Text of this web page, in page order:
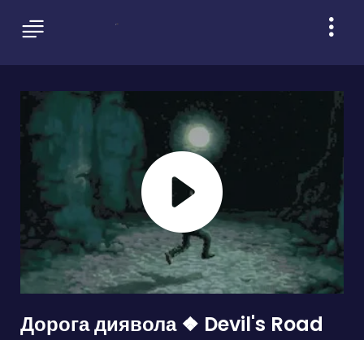
Дорога диявола ❖ Devil's Road